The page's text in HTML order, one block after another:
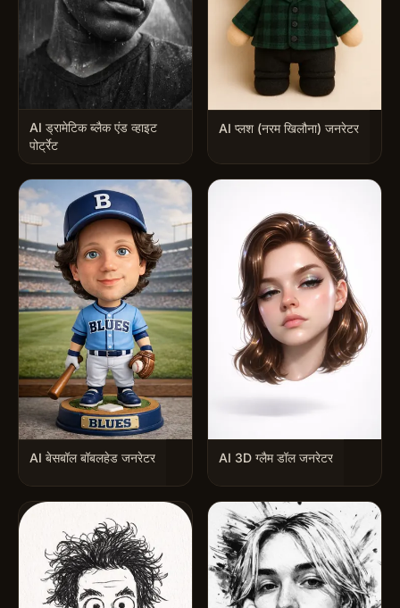
AI ड्रामेटिक ब्लैक एंड व्हाइट
पोर्ट्रेट
AI प्लश (नरम खिलौना) जनरेटर
AI बेसबॉल बॉबलहेड जनरेटर AI 3D ग्लैम डॉल जनरेटर